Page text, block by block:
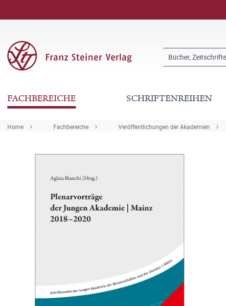
FACHBEREICHE SCHRIFTENREIHEN
Home Fachbereiche Veröffentlichungen der Akademien